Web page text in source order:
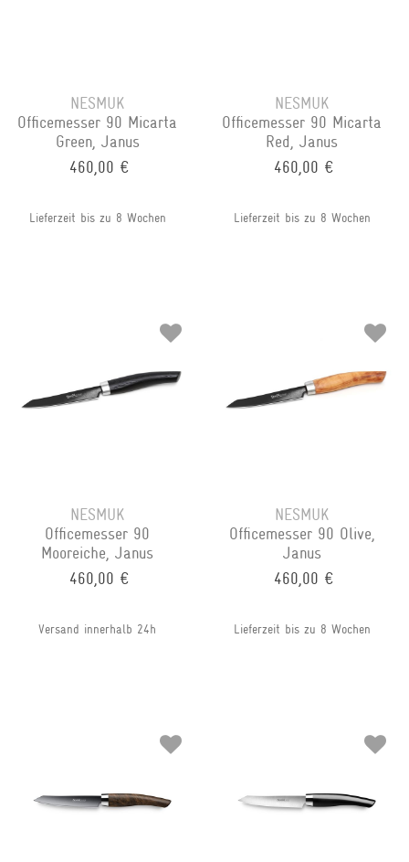
NESMUK
Officemesser 90 Micarta
Green, Janus
460,00 €
Lieferzeit bis zu 8 Wochen
NESMUK
Officemesser 90 Micarta
Red, Janus
460,00 €
Lieferzeit bis zu 8 Wochen
NESMUK
Officemesser 90
Mooreiche, Janus
460,00 €
Versand innerhalb 24h
NESMUK
Officemesser 90 Olive,
Janus
460,00 €
Lieferzeit bis zu 8 Wochen